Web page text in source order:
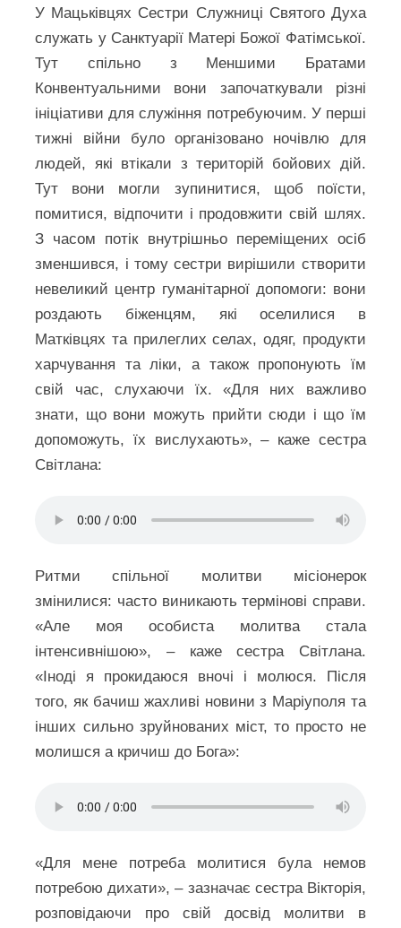
У Мацьківцях Сестри Служниці Святого Духа
служать у Санктуарії Матері Божої Фатімської.
Тут спільно з Меншими Братами
Конвентуальними вони започаткували різні
ініціативи для служіння потребуючим. У перші
тижні війни було організовано ночівлю для
людей, які втікали з територій бойових дій.
Тут вони могли зупинитися, щоб поїсти,
помитися, відпочити і продовжити свій шлях.
З часом потік внутрішньо переміщених осіб
зменшився, і тому сестри вирішили створити
невеликий центр гуманітарної допомоги: вони
роздають біженцям, які оселилися в
Матківцях та прилеглих селах, одяг, продукти
харчування та ліки, а також пропонують їм
свій час, слухаючи їх. «Для них важливо
знати, що вони можуть прийти сюди і що їм
допоможуть, їх вислухають», – каже сестра
Світлана:
Ритми спільної молитви місіонерок
змінилися: часто виникають термінові справи.
«Але моя особиста молитва стала
інтенсивнішою», – каже сестра Світлана.
«Іноді я прокидаюся вночі і молюся. Після
того, як бачиш жахливі новини з Маріуполя та
інших сильно зруйнованих міст, то просто не
молишся а кричиш до Бога»:
«Для мене потреба молитися була немов
потребою дихати», – зазначає сестра Вікторія,
розповідаючи про свій досвід молитви в